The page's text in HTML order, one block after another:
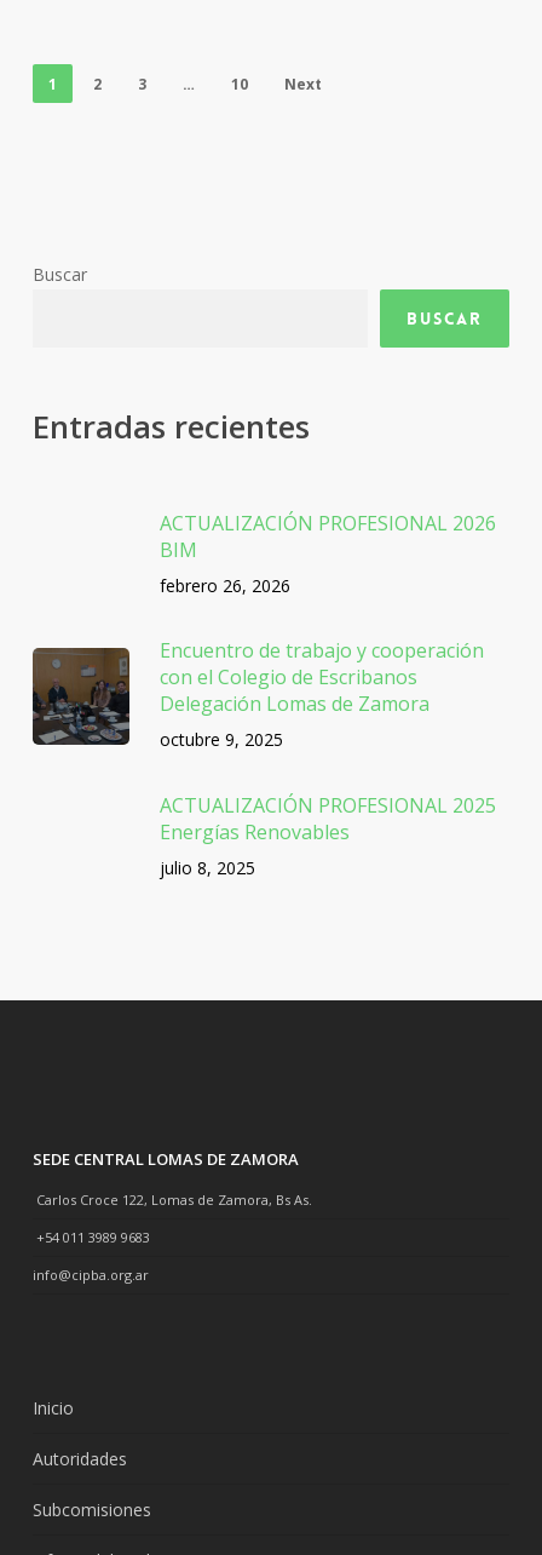
1 2 3 … 10 Next
Buscar
Buscar
Entradas recientes
ACTUALIZACIÓN PROFESIONAL 2026
BIM
febrero 26, 2026
Encuentro de trabajo y cooperación
con el Colegio de Escribanos
Delegación Lomas de Zamora
octubre 9, 2025
ACTUALIZACIÓN PROFESIONAL 2025
Energías Renovables
julio 8, 2025
SEDE CENTRAL LOMAS DE ZAMORA
Carlos Croce 122, Lomas de Zamora, Bs As.
+54 011 3989 9683
info@cipba.org.ar
Inicio
Autoridades
Subcomisiones